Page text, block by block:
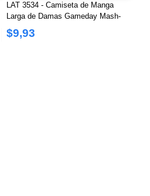
LAT 3534 - Camiseta de Manga
Larga de Damas Gameday Mash-
Up Fine Jersey
$9,93